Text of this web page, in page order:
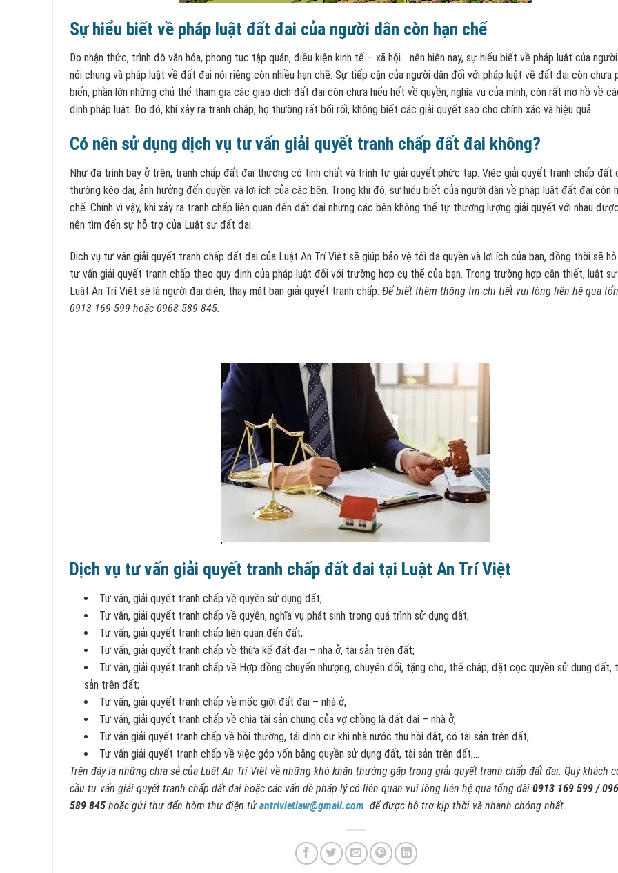
Sự hiểu biết về pháp luật đất đai của người dân còn hạn chế
Do nhận thức, trình độ văn hóa, phong tục tập quán, điều kiện kinh tế – xã hội… nên hiện nay, sự hiểu biết về pháp luật của
nói chung và pháp luật về đất đai nói riêng còn nhiều hạn chế. Sự tiếp cận của người dân đối với pháp luật về đất đai còn chưa
biến, phần lớn những chủ thể tham gia các giao dịch đất đai còn chưa hiểu hết về quyền, nghĩa vụ của mình, còn rất mơ hồ về
định pháp luật. Do đó, khi xảy ra tranh chấp, họ thường rất bối rối, không biết các giải quyết sao cho chính xác và hiệu quả.
Có nên sử dụng dịch vụ tư vấn giải quyết tranh chấp đất đai không?
Như đã trình bày ở trên, tranh chấp đất đai thường có tính chất và trình tự giải quyết phức tạp. Việc giải quyết tranh chấp đất
thường kéo dài, ảnh hưởng đến quyền và lợi ích của các bên. Trong khi đó, sự hiểu biết của người dân về pháp luật đất đai còn
chế. Chính vì vậy, khi xảy ra tranh chấp liên quan đến đất đai nhưng các bên không thể tự thương lượng giải quyết với nhau
nên tìm đến sự hỗ trợ của Luật sư đất đai.
Dịch vụ tư vấn giải quyết tranh chấp đất đai của Luật An Trí Việt sẽ giúp bảo vệ tối đa quyền và lợi ích của bạn, đồng thời sẽ
tư vấn giải quyết tranh chấp theo quy định của pháp luật đối với trường hợp cụ thể của bạn. Trong trường hợp cần thiết, luật
Luật An Trí Việt sẽ là người đại diện, thay mặt bạn giải quyết tranh chấp. Để biết thêm thông tin chi tiết vui lòng liên hệ qua
0913 169 599 hoặc 0968 589 845.
Dịch vụ tư vấn giải quyết tranh chấp đất đai tại Luật An Trí Việt
Tư vấn, giải quyết tranh chấp về quyền sử dụng đất;
Tư vấn, giải quyết tranh chấp về quyền, nghĩa vụ phát sinh trong quá trình sử dụng đất;
Tư vấn, giải quyết tranh chấp liên quan đến đất;
Tư vấn, giải quyết tranh chấp về thừa kế đất đai – nhà ở, tài sản trên đất;
Tư vấn, giải quyết tranh chấp về Hợp đồng chuyển nhượng, chuyển đổi, tặng cho, thế chấp, đặt cọc quyền sử dụng đất,
sản trên đất;
Tư vấn, giải quyết tranh chấp về mốc giới đất đai – nhà ở;
Tư vấn, giải quyết tranh chấp về chia tài sản chung của vợ chồng là đất đai – nhà ở;
Tư vấn giải quyết tranh chấp về bồi thường, tái định cư khi nhà nước thu hồi đất, có tài sản trên đất;
Tư vấn giải quyết tranh chấp về việc góp vốn bằng quyền sử dụng đất, tài sản trên đất;…
Trên đây là những chia sẻ của Luật An Trí Việt về những khó khăn thường gặp trong giải quyết tranh chấp đất đai. Quý khách
cầu tư vấn giải quyết tranh chấp đất đai hoặc các vấn đề pháp lý có liên quan vui lòng liên hệ qua tổng đài 0913 169 599 /
589 845 hoặc gửi thư đến hòm thư điện tửantrivietlaw@gmail.com để được hỗ trợ kịp thời và nhanh chóng nhất.